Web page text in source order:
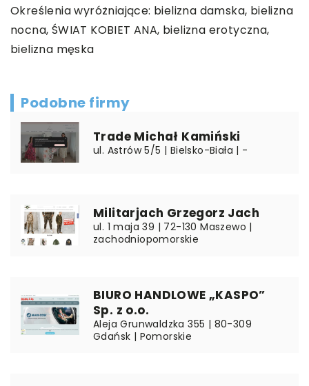
Określenia wyróżniające: bielizna damska, bielizna
nocna, ŚWIAT KOBIET ANA, bielizna erotyczna,
bielizna męska
Podobne firmy
Trade Michał Kamiński
ul. Astrów 5/5 | Bielsko-Biała | -
Militarjach Grzegorz Jach
ul. 1 maja 39 | 72-130 Maszewo |
zachodniopomorskie
BIURO HANDLOWE „KASPO”
Sp. z o.o.
Aleja Grunwaldzka 355 | 80-309
Gdańsk | Pomorskie